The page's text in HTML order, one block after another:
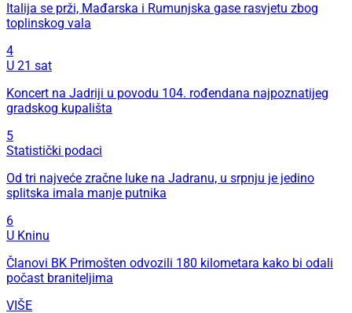
Italija se prži, Mađarska i Rumunjska gase rasvjetu zbog
toplinskog vala
4
U 21 sat
Koncert na Jadriji u povodu 104. rođendana najpoznatijeg
gradskog kupališta
5
Statistički podaci
Od tri najveće zračne luke na Jadranu, u srpnju je jedino
splitska imala manje putnika
6
U Kninu
Članovi BK Primošten odvozili 180 kilometara kako bi odali
počast braniteljima
VIŠE